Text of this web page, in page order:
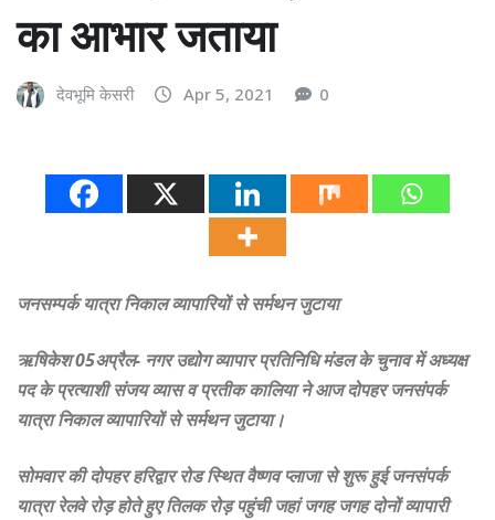
का आभार जताया
देवभूमि केसरी Apr 5, 2021 0
जनसम्पर्क यात्रा निकाल व्यापारियों से सर्मथन जुटाया
ऋषिकेश 05अप्रैल- नगर उद्योग व्यापार प्रतिनिधि मंडल के चुनाव में अध्यक्ष
पद के प्रत्याशी संजय व्यास व प्रतीक कालिया ने आज दोपहर जनसंपर्क
यात्रा निकाल व्यापारियों से सर्मथन जुटाया।
सोमवार की दोपहर हरिद्वार रोड स्थित वैष्णव प्लाजा से शुरू हुई जनसंपर्क
यात्रा रेलवे रोड़ होते हुए तिलक रोड़ पहुंची जहां जगह जगह दोनों व्यापारी